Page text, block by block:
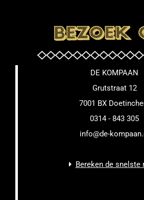
DE KOMPAAN
Grutstraat 12
7001 BX
0314 - 843 305
info@de-
Bereken de snelste